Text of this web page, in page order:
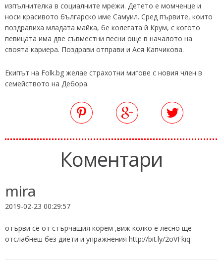
изпълнителка в социалните мрежи. Детето е момченце и
носи красивото българско име Самуил. Сред първите, които
поздравиха младата майка, бе колегата й Крум, с когото
певицата има две съвместни песни още в началото на
своята кариера. Поздрави отправи и Ася Капчикова.
Екипът на Folk.bg желае страхотни мигове с новия член в
семейството на Дебора.
Коментари
mira
2019-02-23 00:29:57
отърви се от стърчащия корем ,виж колко е лесно ще
отслабнеш без диети и упражнения http://bit.ly/2oVFkiq